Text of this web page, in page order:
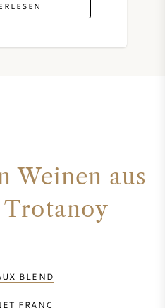
Weinen aus
Trotanoy
BLEND
FRANC